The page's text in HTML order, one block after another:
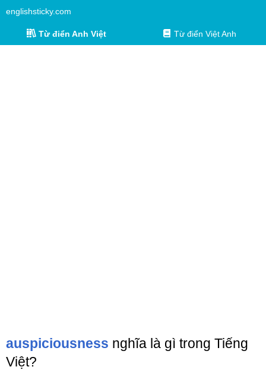
englishsticky.com
Từ điển Anh Việt Từ điển Việt Anh
auspiciousness nghĩa là gì trong Tiếng
Việt?